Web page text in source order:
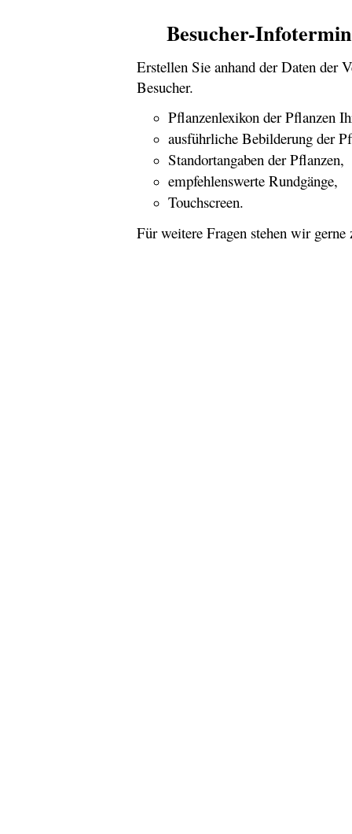
Besucher-
Erstellen Sie anhand der Daten der
Besucher.
Pflanzenlexikon der Pflanzen
ausführliche Bebilderung der
Standortangaben der Pflanzen,
empfehlenswerte Rundgänge,
Touchscreen.
Für weitere Fragen stehen wir